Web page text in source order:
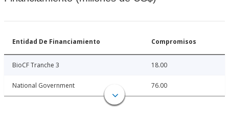
Entidad De Financiamiento Compromisos
BioCF Tranche 3 18.00
National Government 76.00